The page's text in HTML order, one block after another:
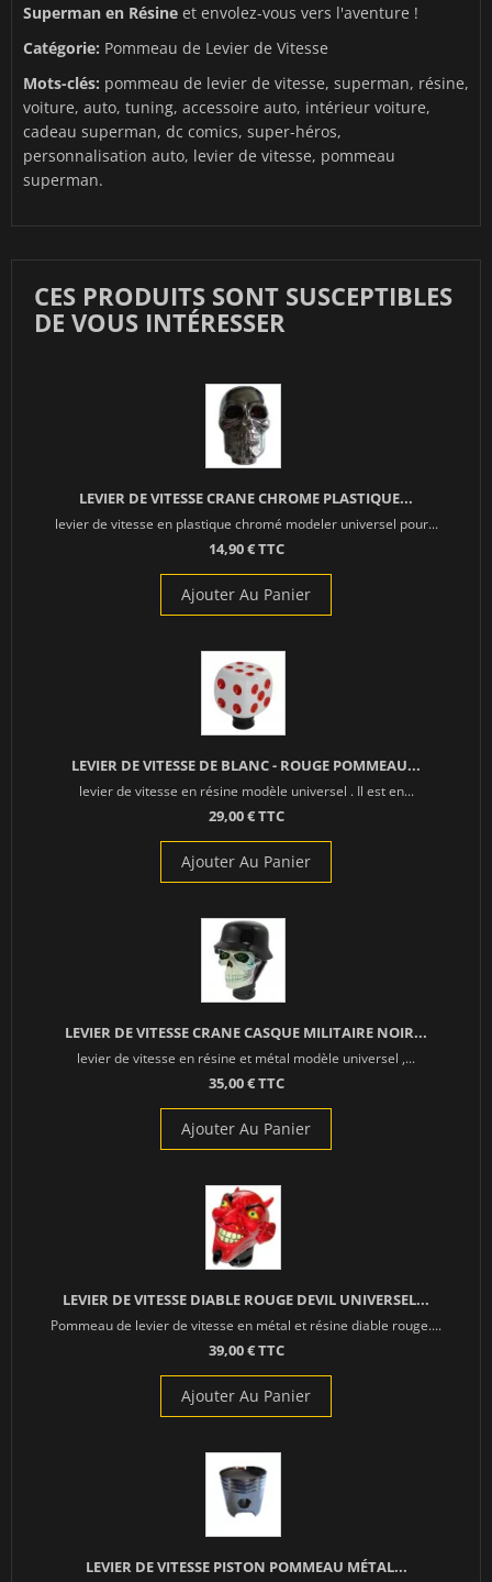
Superman en Résine et envolez-vous vers l'aventure !
Catégorie: Pommeau de Levier de Vitesse
Mots-clés: pommeau de levier de vitesse, superman, résine,
voiture, auto, tuning, accessoire auto, intérieur voiture,
cadeau superman, dc comics, super-héros,
personnalisation auto, levier de vitesse, pommeau
superman.
CES PRODUITS SONT SUSCEPTIBLES
DE VOUS INTÉRESSER
LEVIER DE VITESSE CRANE CHROME PLASTIQUE...
levier de vitesse en plastique chromé modeler universel pour...
14,90 € TTC
Ajouter Au Panier
LEVIER DE VITESSE DE BLANC - ROUGE POMMEAU...
levier de vitesse en résine modèle universel . Il est en...
29,00 € TTC
Ajouter Au Panier
LEVIER DE VITESSE CRANE CASQUE MILITAIRE NOIR...
levier de vitesse en résine et métal modèle universel ,...
35,00 € TTC
Ajouter Au Panier
LEVIER DE VITESSE DIABLE ROUGE DEVIL UNIVERSEL...
Pommeau de levier de vitesse en métal et résine diable rouge....
39,00 € TTC
Ajouter Au Panier
LEVIER DE VITESSE PISTON POMMEAU MÉTAL...